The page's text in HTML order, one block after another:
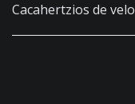
Cacahertzios de